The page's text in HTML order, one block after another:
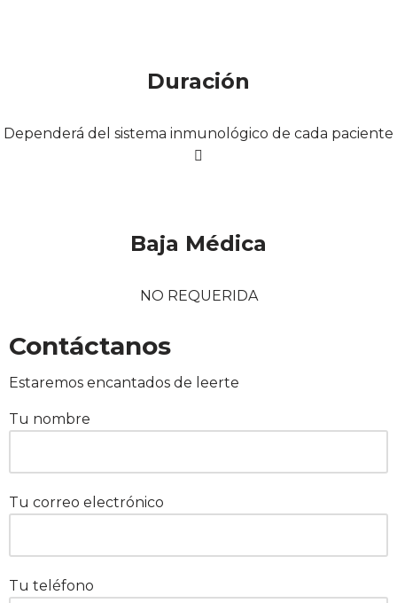
Duración
Dependerá del sistema inmunológico de cada paciente
Baja Médica​
NO REQUERIDA​
Contáctanos
Estaremos encantados de leerte
Tu nombre
Tu correo electrónico
Tu teléfono